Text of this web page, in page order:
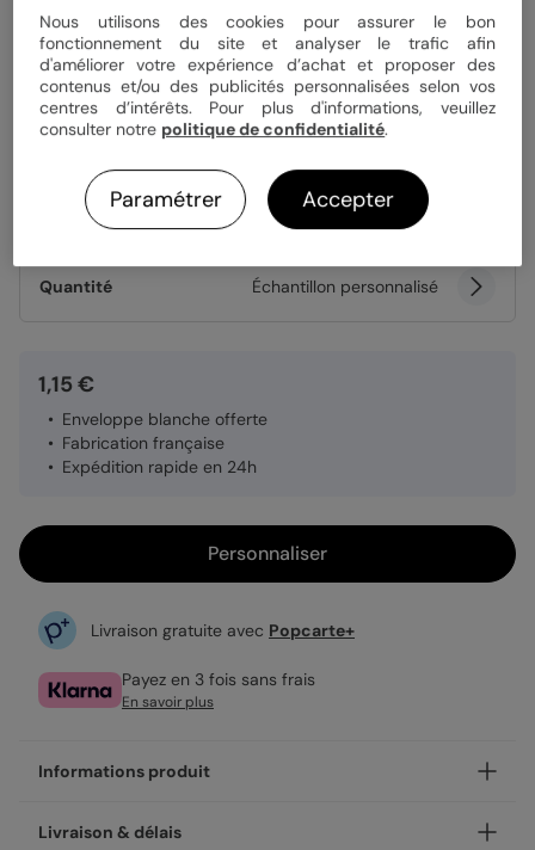
Golden Jungle
Format 14x14 cm
Papier Papier Satiné
Quantité Échantillon personnalisé
1,15 €
Enveloppe blanche offerte
Fabrication française
Expédition rapide en 24h
Personnaliser
Livraison gratuite avec Popcarte+
Payez en 3 fois sans frais
En savoir plus
Informations produit
Personnalisez votre remerciements décès Golden Jungle,
Livraison & délais
Nous utilisons des cookies pour assurer le bon
fonctionnement du site et analyser le trafic afin
d'améliorer votre expérience d’achat et proposer des
contenus et/ou des publicités personnalisées selon vos
centres d’intérêts. Pour plus d'informations, veuillez
consulter notre politique de confidentialité.
Paramétrer Accepter